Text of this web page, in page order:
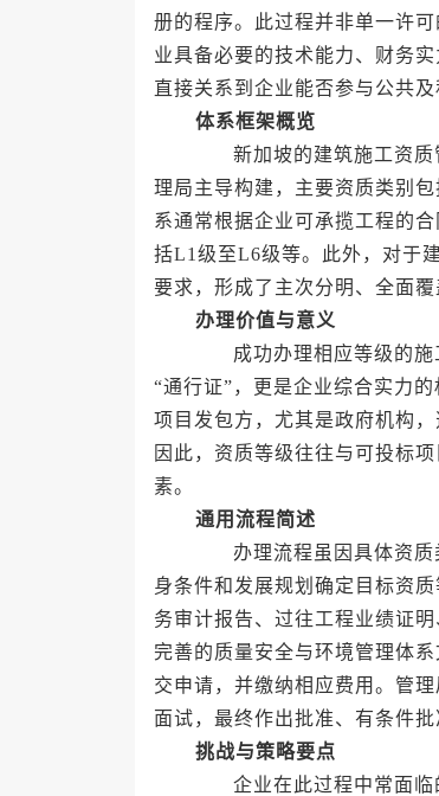
册的程序。此过程并非单一许
业具备必要的技术能力、财务
直接关系到企业能否参与公共
体系框架概览
新加坡的建筑施工资质
理局主导构建，主要资质类别
系通常根据企业可承揽工程的
括L1级至L6级等。此外，对于
要求，形成了主次分明、全面覆
办理价值与意义
成功办理相应等级的施
“通行证”，更是企业综合实力
项目发包方，尤其是政府机构
因此，资质等级往往与可投标
素。
通用流程简述
办理流程虽因具体资质类
身条件和发展规划确定目标资
务审计报告、过往工程业绩证
完善的质量安全与环境管理体
交申请，并缴纳相应费用。管
面试，最终作出批准、有条件批
挑战与策略要点
企业在此过程中常面临的